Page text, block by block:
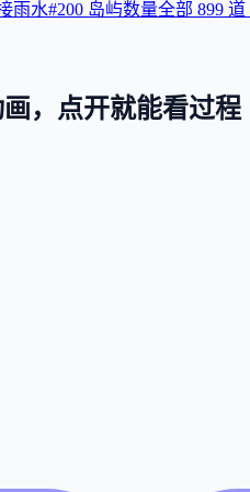
雨水#200 岛屿数量全部 899
，点开就能看过程